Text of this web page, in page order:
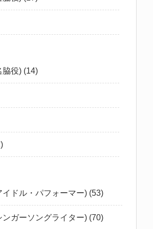
脇役) (14)
イドル・パフォーマー) (53)
ンガーソングライター) (70)